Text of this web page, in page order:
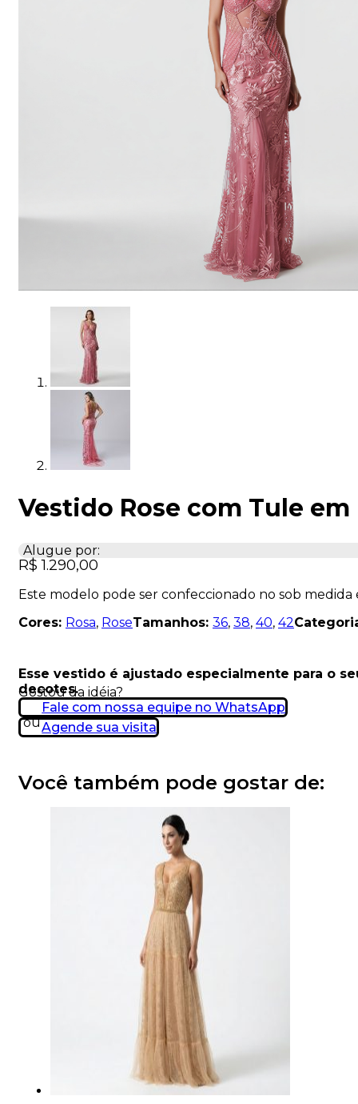
Vestido Rose com Tule
Alugue por:
R$ 1.290,00
Este modelo pode ser confeccionado no sob
Cores: Rosa, RoseTamanhos: 36, 38, 40, 42
Esse vestido é ajustado especialmente para o
decotes.
Gostou da idéia?
Fale com nossa equipe no WhatsApp
ouAgende sua visita
Você também pode gostar de: